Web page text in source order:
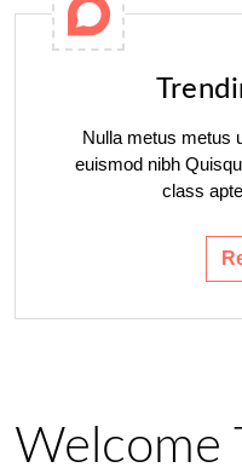
Nulla metus metus
euismod nibh
class
Welcome